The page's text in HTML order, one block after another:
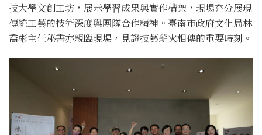
技大學文創工坊， 展示學習成果與實作構架， 現場充分展現
傳統工藝的技術深度與團隊合作精神。 臺南市政府文化局林
喬彬主任秘書亦親臨現場， 見證技藝薪火相傳的重要時刻。